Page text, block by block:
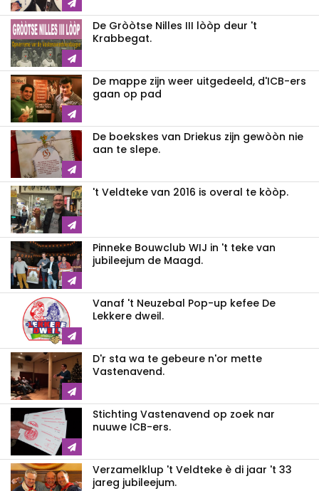
De Gròòtse Nilles III lòòp deur 't
Krabbegat.
De mappe zijn weer uitgedeeld, d'ICB-ers
gaan op pad
De boekskes van Driekus zijn gewòòn nie
aan te slepe.
't Veldteke van 2016 is overal te kòòp.
Pinneke Bouwclub WIJ in 't teke van
jubileejum de Maagd.
Vanaf 't Neuzebal Pop-up kefee De
Lekkere dweil.
D'r sta wa te gebeure n'or mette
Vastenavend.
Stichting Vastenavend op zoek nar
nuuwe ICB-ers.
Verzamelklup 't Veldteke è di jaar 't 33
jareg jubileejum.